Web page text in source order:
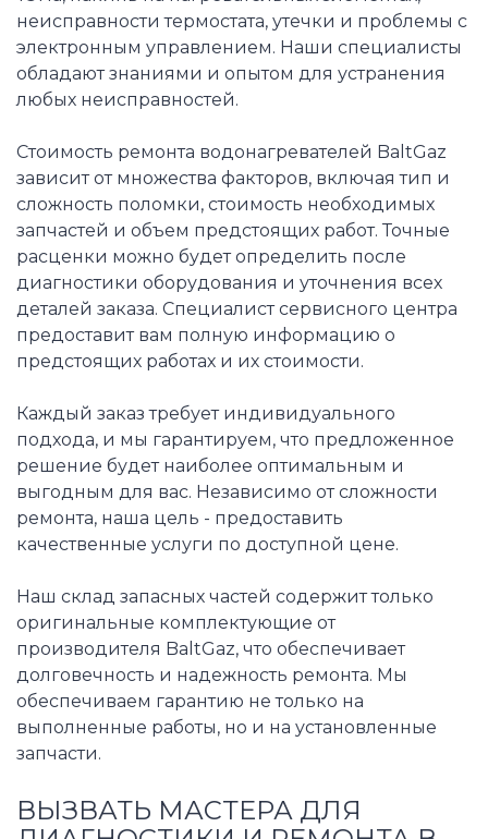
неисправности термостата, утечки и проблемы с
электронным управлением. Наши специалисты
обладают знаниями и опытом для устранения
любых неисправностей.
Стоимость ремонта водонагревателей BaltGaz
зависит от множества факторов, включая тип и
сложность поломки, стоимость необходимых
запчастей и объем предстоящих работ. Точные
расценки можно будет определить после
диагностики оборудования и уточнения всех
деталей заказа. Специалист сервисного центра
предоставит вам полную информацию о
предстоящих работах и их стоимости.
Каждый заказ требует индивидуального
подхода, и мы гарантируем, что предложенное
решение будет наиболее оптимальным и
выгодным для вас. Независимо от сложности
ремонта, наша цель - предоставить
качественные услуги по доступной цене.
Наш склад запасных частей содержит только
оригинальные комплектующие от
производителя BaltGaz, что обеспечивает
долговечность и надежность ремонта. Мы
обеспечиваем гарантию не только на
выполненные работы, но и на установленные
запчасти.
ВЫЗВАТЬ МАСТЕРА ДЛЯ